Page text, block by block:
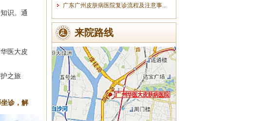
识。通
医大皮
之旅
诊，解
广东广州皮肤病医院复诊流程及注意事...
来院路线